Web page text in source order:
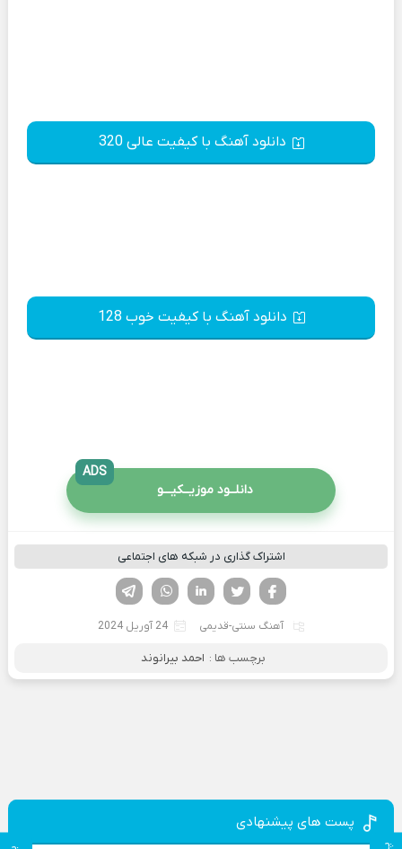
دانلود آهنگ با کیفیت عالی 320
دانلود آهنگ با کیفیت خوب 128
دانلــود موزیــکیـــو
ADS
اشتراک گذاری در شبکه های اجتماعی
لینکدین تویتر
فیسوک
آهنگ سنتی-قدیمی 24 آوریل 2024
برچسب ها : احمد بیرانوند
پست های پیشنهادی